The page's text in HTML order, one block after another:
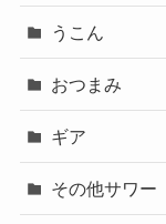
うこん
おつまみ
ギア
その他サワー